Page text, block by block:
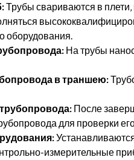
Трубы свариваются в
оборудования.
На трубы
в траншею:
После
для проверки
измерительные